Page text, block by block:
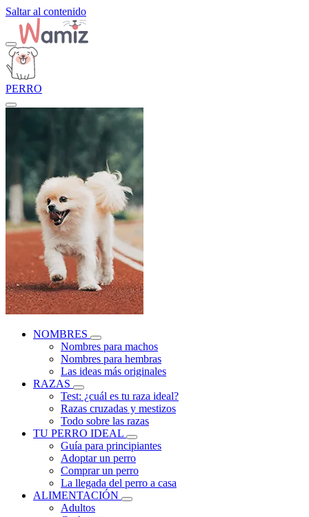
Saltar al contenido
PERRO
NOMBRES
Nombres para machos
Nombres para hembras
Las ideas más originales
RAZAS
Test: ¿cuál es tu raza ideal?
Razas cruzadas y mestizos
Todo sobre las razas
TU PERRO IDEAL
Guía para principiantes
Adoptar un perro
Comprar un perro
La llegada del perro a casa
ALIMENTACIÓN
Adultos